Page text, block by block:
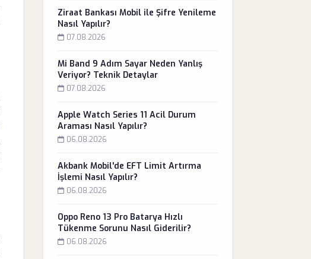
Ziraat Bankası Mobil ile Şifre Yenileme
Nasıl Yapılır?
07.08.2026
Mi Band 9 Adım Sayar Neden Yanlış
Veriyor? Teknik Detaylar
07.08.2026
Apple Watch Series 11 Acil Durum
Araması Nasıl Yapılır?
06.08.2026
Akbank Mobil'de EFT Limit Artırma
İşlemi Nasıl Yapılır?
06.08.2026
Oppo Reno 13 Pro Batarya Hızlı
Tükenme Sorunu Nasıl Giderilir?
06.08.2026